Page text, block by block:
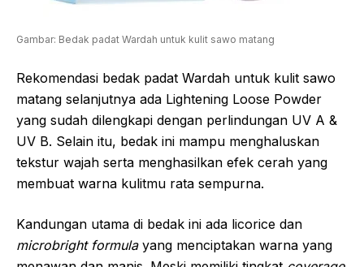
Gambar: Bedak padat Wardah untuk kulit sawo matang
Rekomendasi bedak padat Wardah untuk kulit sawo
matang selanjutnya ada Lightening Loose Powder
yang sudah dilengkapi dengan perlindungan UV A &
UV B. Selain itu, bedak ini mampu menghaluskan
tekstur wajah serta menghasilkan efek cerah yang
membuat warna kulitmu rata sempurna.
Kandungan utama di bedak ini ada licorice dan
microbright formulayang menciptakan warna yang